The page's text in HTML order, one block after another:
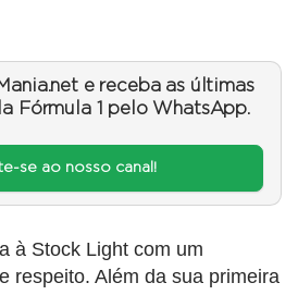
e receba as últimas
Fórmula 1 pelo WhatsApp.
se ao nosso canal!
à Stock Light com um
respeito. Além da sua primeira